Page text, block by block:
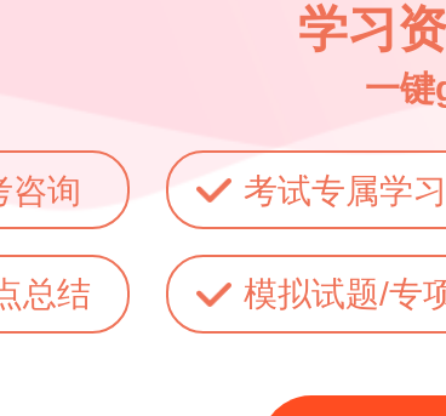
学习
一键
咨询 考试专属学
总结 模拟试题/专